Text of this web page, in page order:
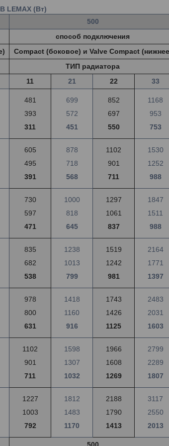
(Вт)
500
способ подключения
Compact (боковое) и Valve Compact
ТИП радиатора
11 21 22 33
481
393
311
699
572
451
852
697
550
1168
953
753
605
495
391
878
718
568
1102
901
711
1530
1252
988
730
597
471
1000
818
645
1297
1061
837
1847
1511
988
835
682
538
1238
1013
799
1519
1242
981
2164
1771
1397
978
800
631
1418
1160
916
1743
1426
1125
2483
2031
1603
1102
901
711
1598
1307
1032
1966
1608
1269
2799
2289
1807
1227
1003
792
1812
1483
1170
2188
1790
1413
3117
2550
2013